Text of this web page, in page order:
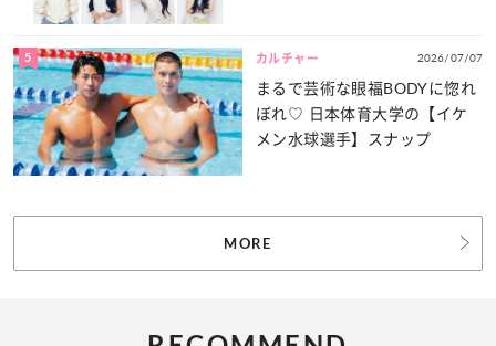
5 カルチャー 2026/07/07
まるで芸術な眼福BODYに惚れ
ぼれ♡ 日本体育大学の【イケ
メン水球選手】スナップ
MORE